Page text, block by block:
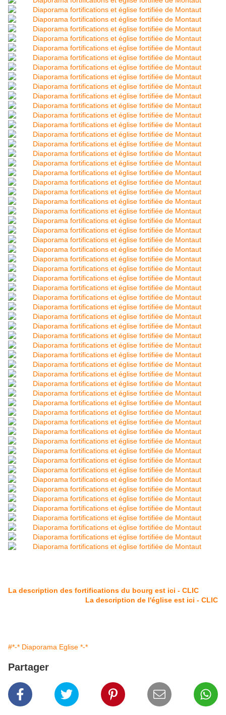
La description des fortifications du bourg est ici - CLIC
La description de l'église est ici - CLIC
#*-* Diaporama Eglise *-*
Partager